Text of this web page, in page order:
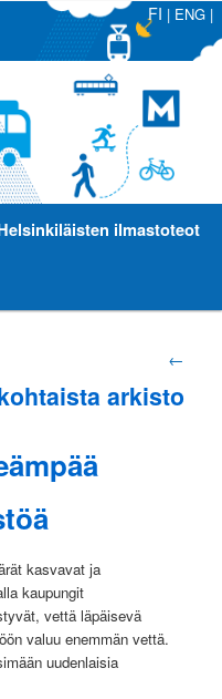
FI | ENG|
ilmastoteot
←
arkisto
kasvavat ja
kaupungit
vettä läpäisevä
valuu enemmän vettä.
uudenlaisia